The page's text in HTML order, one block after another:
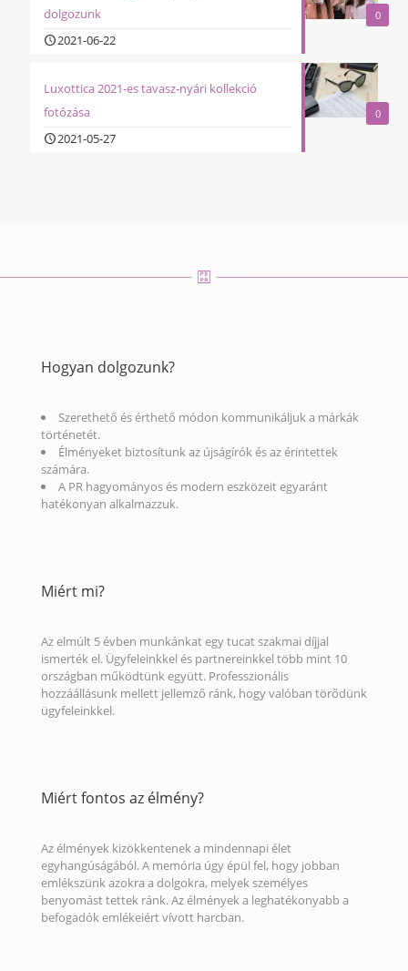
0
dolgozunk
2021-06-22
0
Luxottica 2021-es tavasz-nyári kollekció
fotózása
2021-05-27
Hogyan dolgozunk?
Szerethető és érthető módon kommunikáljuk a márkák
történetét.
Élményeket biztosítunk az újságírók és az érintettek
számára.
A PR hagyományos és modern eszközeit egyaránt
hatékonyan alkalmazzuk.
Miért mi?
Az elmúlt 5 évben munkánkat egy tucat szakmai díjjal
ismerték el. Ügyfeleinkkel és partnereinkkel több mint 10
országban működtünk együtt. Professzionális
hozzáállásunk mellett jellemző ránk, hogy valóban törődünk
ügyfeleinkkel.
Miért fontos az élmény?
Az élmények kizökkentenek a mindennapi élet
egyhangúságából. A memória úgy épül fel, hogy jobban
emlékszünk azokra a dolgokra, melyek személyes
benyomást tettek ránk. Az élmények a leghatékonyabb a
befogadók emlékeiért vívott harcban.